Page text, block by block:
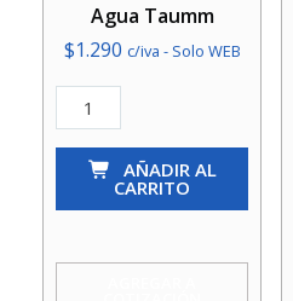
Agua Taumm
$1.290 c/iva - Solo WEB
Codo
So-
3/8
AÑADIR AL
CARRITO